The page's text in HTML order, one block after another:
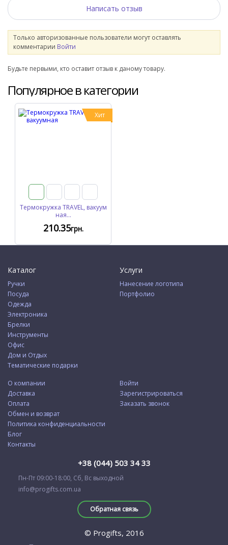
Написать отзыв
Только авторизованные пользователи могут оставлять
комментарии Войти
Будьте первыми, кто оставит отзыв к даному товару.
Популярное в категории
Хит
Термокружка TRAVEL, вакуум
ная...
210.35грн.
Каталог
Ручки
Посуда
Одежда
Электроника
Брелки
Инструменты
Офис
Дом и Отдых
Тематические подарки
Услуги
Нанесение логотипа
Портфолио
О компании
Доставка
Оплата
Обмен и возврат
Политика конфиденциальности
Блог
Контакты
Войти
Зарегистрироваться
Заказать звонок
+38 (044) 503 34 33
Пн-Пт 09:00-18:00, Сб, Вс выходной
info@progifts.com.ua
Обратная связь
© Progifts, 2016